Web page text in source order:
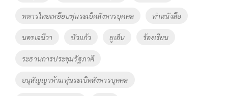
ทหารไทยเหยียบทุ่นระเบิดสังหารบุคคล ทำหนังสือ
นครเจนีวา บัวแก้ว ยูเอ็น ร้องเรียน
ระธานการประชุมรัฐภาคี
อนุสัญญาห้ามทุ่นระเบิดสังหารบุคคล